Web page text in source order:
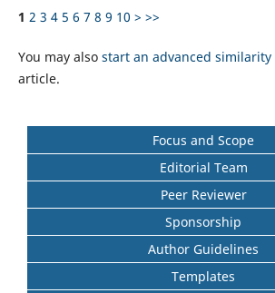
1 2 3 4 5 6 7 8 9 10 > >>
You may also start an advanced similarity
article.
Focus and Scope
Editorial Team
Peer Reviewer
Sponsorship
Author Guidelines
Templates